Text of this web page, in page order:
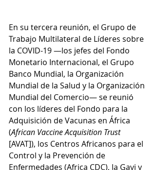
En su tercera reunión, el Grupo de
Trabajo Multilateral de Líderes sobre
la COVID-19 —los jefes del Fondo
Monetario Internacional, el Grupo
Banco Mundial, la Organización
Mundial de la Salud y la Organización
Mundial del Comercio— se reunió
con los líderes del Fondo para la
Adquisición de Vacunas en África
(African Vaccine Acquisition Trust
[AVAT]), los Centros Africanos para el
Control y la Prevención de
Enfermedades (Africa CDC), la Gavi y